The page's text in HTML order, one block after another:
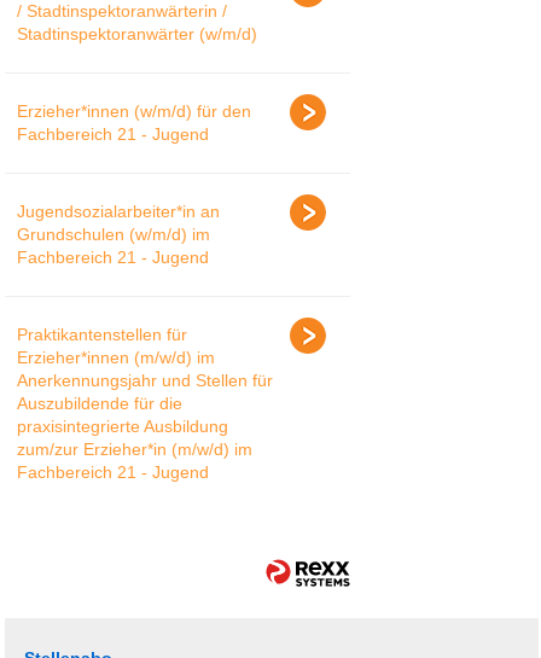
/ Stadtinspektoranwärterin /
Stadtinspektoranwärter (w/m/d)
Erzieher*innen (w/m/d) für den
Fachbereich 21 - Jugend
Jugendsozialarbeiter*in an
Grundschulen (w/m/d) im
Fachbereich 21 - Jugend
Praktikantenstellen für
Erzieher*innen (m/w/d) im
Anerkennungsjahr und Stellen für
Auszubildende für die
praxisintegrierte Ausbildung
zum/zur Erzieher*in (m/w/d) im
Fachbereich 21 - Jugend